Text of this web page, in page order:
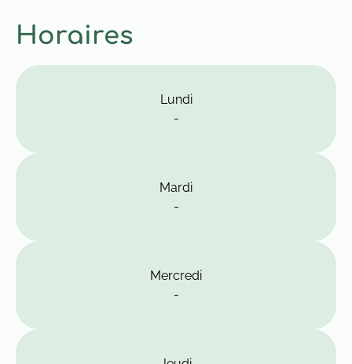
Horaires
Lundi
-
Mardi
-
Mercredi
-